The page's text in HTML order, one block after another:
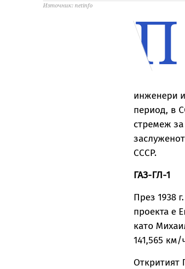
Източник: netinfo П
инженери
период, в
стремеж
СССР.
ГАЗ-ГЛ-1
През 1938
проекта е
като
141,565 км/
Откритият